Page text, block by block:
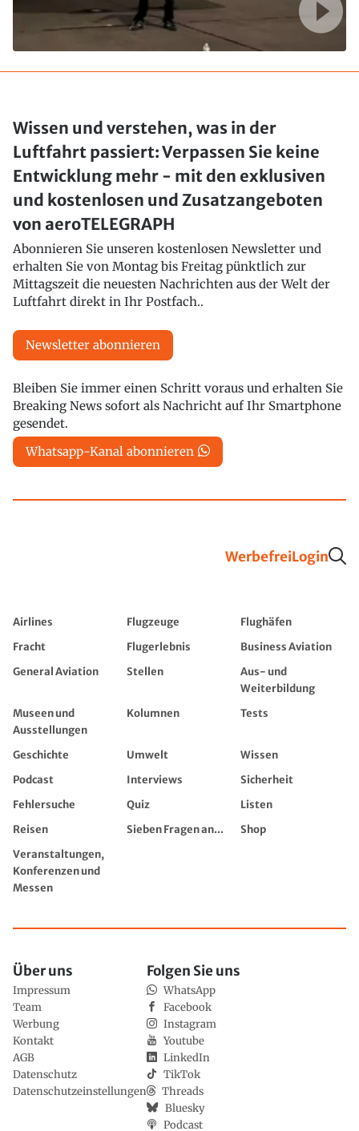
Wissen und verstehen, was in der
Luftfahrt passiert: Verpassen Sie keine
Entwicklung mehr - mit den exklusiven
und kostenlosen und Zusatzangeboten
von aeroTELEGRAPH
Abonnieren Sie unseren kostenlosen Newsletter und
erhalten Sie von Montag bis Freitag pünktlich zur
Mittagszeit die neuesten Nachrichten aus der Welt der
Luftfahrt direkt in Ihr Postfach..
Newsletter abonnieren
Bleiben Sie immer einen Schritt voraus und erhalten Sie
Breaking News sofort als Nachricht auf Ihr Smartphone
gesendet.
Whatsapp-Kanal abonnieren
WerbefreiLogin
Airlines Flugzeuge
Flughäfen
Fracht
Flugerlebnis
Business Aviation
General Aviation
Stellen
Aus- und
Weiterbildung
Museen und
Ausstellungen
Kolumnen Tests
Geschichte Umwelt
Wissen
Podcast
Interviews
Sicherheit
Fehlersuche
Quiz
Listen
Reisen
Sieben Fragen an...
Shop
Veranstaltungen,
Konferenzen und
Messen
Über uns
Impressum
Team
Werbung
Kontakt
AGB
Datenschutz
Datenschutzeinstellungen
Folgen Sie uns
WhatsApp
Facebook
Instagram
Youtube
LinkedIn
TikTok
Threads
Bluesky
Podcast